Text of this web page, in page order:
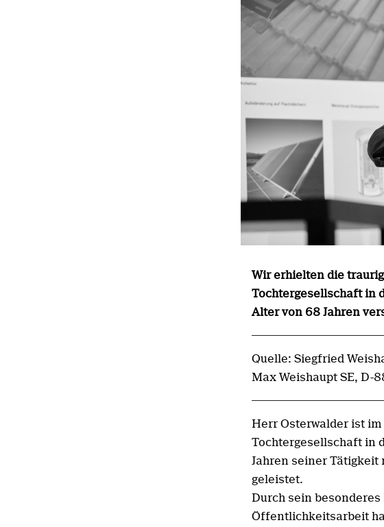
Wir erhielten die
Tochtergesellschaft in
Alter von 68 Jahren
Quelle: Siegfried
Max Weishaupt SE, D-
Herr Osterwalder ist im
Tochtergesellschaft in
Jahren seiner Tätigkeit
geleistet.
Durch sein
Öffentlichkeitsarbeit